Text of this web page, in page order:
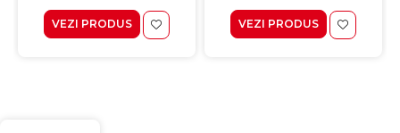
VEZI PRODUS VEZI PRODUS